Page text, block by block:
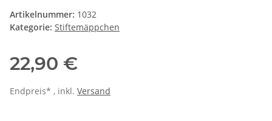
Artikelnummer: 1032
Kategorie: Stiftemäppchen
22,90 €
Endpreis* , inkl. Versand